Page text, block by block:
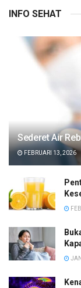
INFO SEHAT
Sederet Air
FEBRUARI 13, 2026